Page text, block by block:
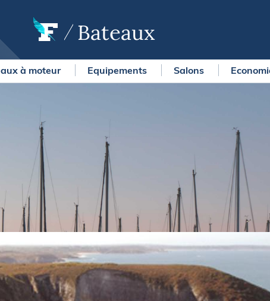
Bateaux
Figaro Paprec
Challenge
- Destination
Culture nautique
Gastronomie
Blogs
SERVICES
Nos magazines
La newsletter
METEO CONSULT Marine
Briefings
à moteur Equipements Salons